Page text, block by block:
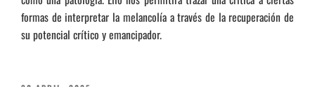
formas de interpretar la melancolía a través de la recuperación de
su potencial crítico y emancipador.